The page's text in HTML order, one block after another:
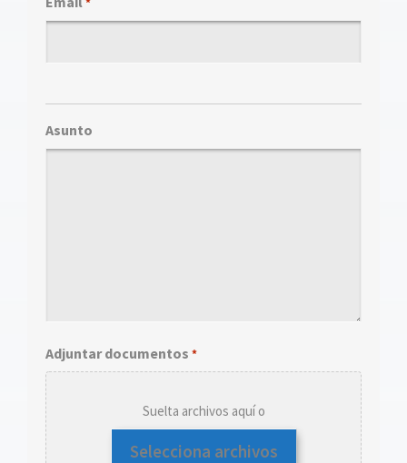
Asunto
Adjuntar documentos *
Suelta archivos aquí o
Selecciona archivos